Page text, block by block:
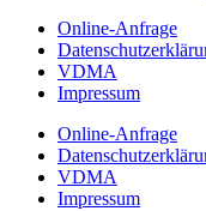
Online-Anfrage
VDMA
Impressum
Online-Anfrage
VDMA
Impressum